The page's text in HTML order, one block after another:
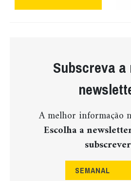
Subscreva a
A melhor informação
Escolha a
SEMANAL